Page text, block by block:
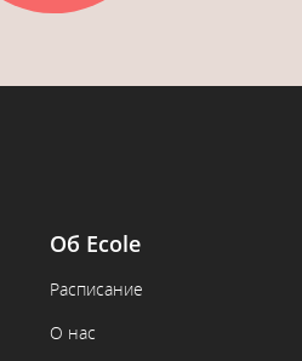
Об Ecole
Расписание
О нас